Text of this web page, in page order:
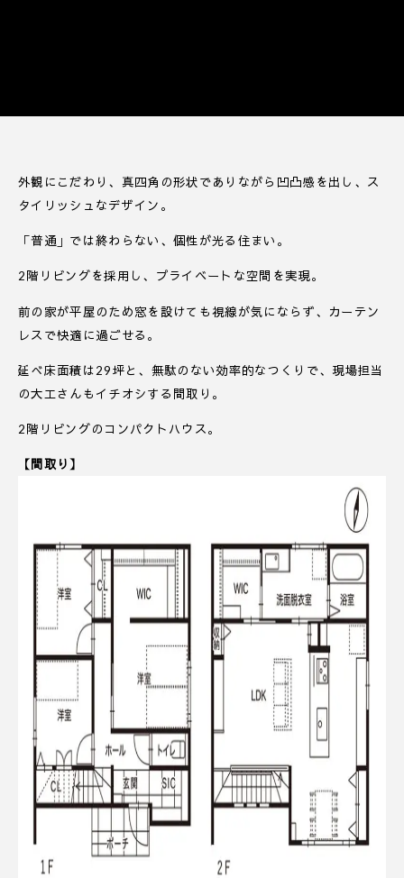
外観にこだわり、真四角の形状でありながら凹凸感を出し、ス
タイリッシュなデザイン。
「普通」では終わらない、個性が光る住まい。
2階リビングを採用し、プライベートな空間を実現。
前の家が平屋のため窓を設けても視線が気にならず、カーテン
レスで快適に過ごせる。
延べ床面積は29坪と、無駄のない効率的なつくりで、現場担当
の大工さんもイチオシする間取り。
2階リビングのコンパクトハウス。
【間取り】